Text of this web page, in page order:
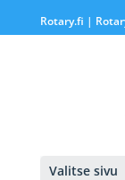
Rotary.fi |
Valitse sivu